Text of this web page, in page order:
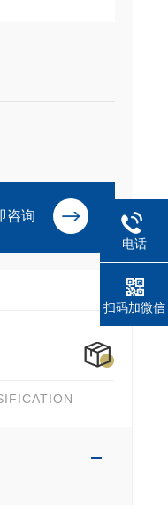
却后，开关接
咨询
电话
扫码加微信